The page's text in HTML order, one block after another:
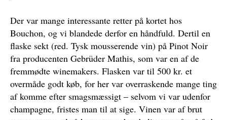
Der var mange interessante retter på kortet hos
Bouchon, og vi blandede derfor en håndfuld. Dertil en
flaske sekt (red. Tysk mousserende vin) på Pinot Noir
fra producenten Gebrüder Mathis, som var en af de
fremmødte winemakers. Flasken var til 500 kr. et
overmåde godt køb, for her var overraskende mange ting
af komme efter smagsmæssigt – selvom vi var udenfor
champagne, fristes man til at sige. Vinen var af brut